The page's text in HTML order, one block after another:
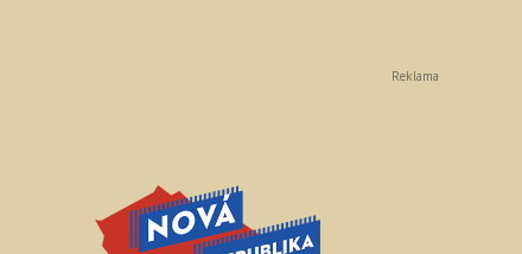
Reklama